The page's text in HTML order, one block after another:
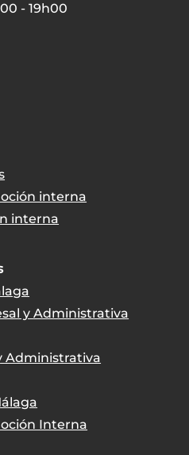
- 19h00
interna
interna
y Administrativa
Administrativa
Interna